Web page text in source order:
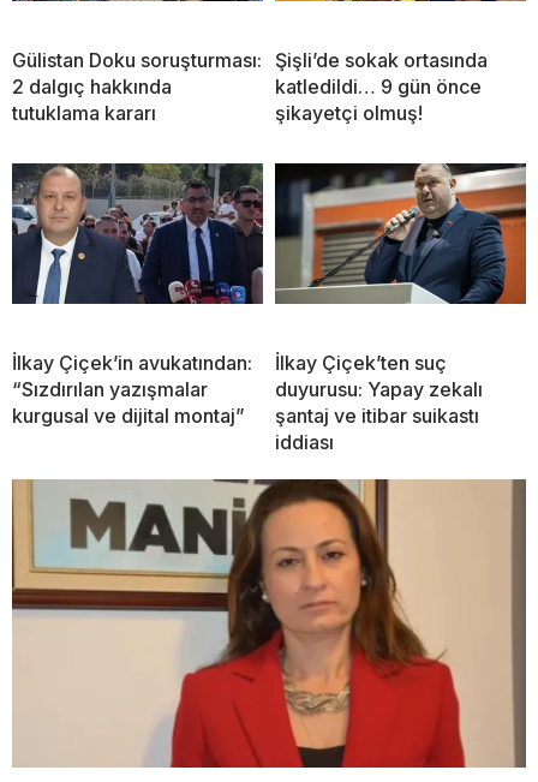
Gülistan Doku soruşturması:
2 dalgıç hakkında
tutuklama kararı
Şişli’de sokak ortasında
katledildi… 9 gün önce
şikayetçi olmuş!
İlkay Çiçek’in avukatından:
“Sızdırılan yazışmalar
kurgusal ve dijital montaj”
İlkay Çiçek’ten suç
duyurusu: Yapay zekalı
şantaj ve itibar suikastı
iddiası